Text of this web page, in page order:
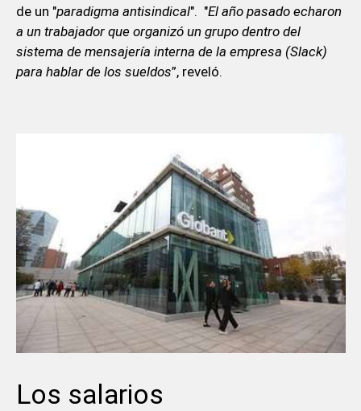
de un "paradigma antisindical". "El año pasado echaron
a un trabajador que organizó un grupo dentro del
sistema de mensajería interna de la empresa (Slack)
para hablar de los sueldos”, reveló.
Los salarios